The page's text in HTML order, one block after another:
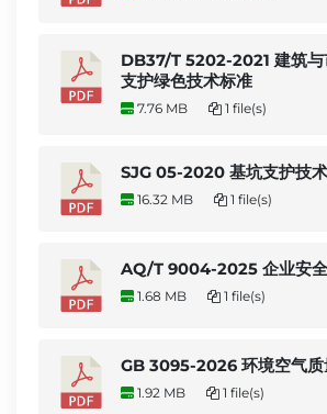
DB37/T 5202-2021 建筑与
支护绿色技术标准
7.76 MB 1 file(s)
SJG 05-2020 基坑支护技
16.32 MB 1 file(s)
AQ/T 9004-2025 企业安
1.68 MB 1 file(s)
GB 3095-2026 环境空气质
1.92 MB 1 file(s)